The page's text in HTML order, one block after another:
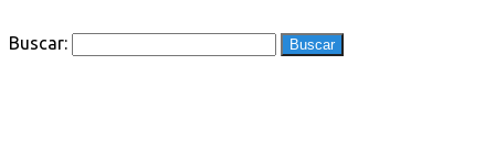
Buscar: